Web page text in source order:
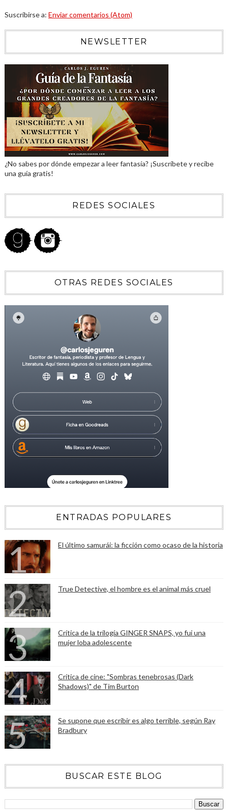
Suscribirse a: Enviar comentarios (Atom)
NEWSLETTER
¿No sabes por dónde empezar a leer fantasía? ¡Suscríbete y recibe
una guía gratis!
REDES SOCIALES
OTRAS REDES SOCIALES
ENTRADAS POPULARES
El último samurái: la ficción como ocaso de la historia
True Detective, el hombre es el animal más cruel
Crítica de la trilogía GINGER SNAPS, yo fui una
mujer loba adolescente
Crítica de cine: "Sombras tenebrosas (Dark
Shadows)" de Tim Burton
Se supone que escribir es algo terrible, según Ray
Bradbury
BUSCAR ESTE BLOG